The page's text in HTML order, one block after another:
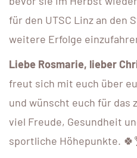
für den UTSC Linz an den
weitere Erfolge
Liebe Rosmarie, lieber
freut sich mit euch über
und wünscht euch für das
viel Freude, Gesundheit
sportliche Höhepunkte.